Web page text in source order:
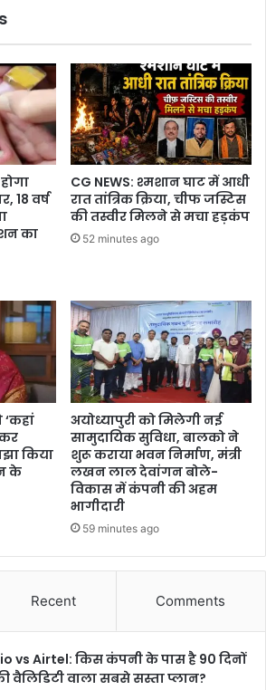
18 वर्ष
का
CG NEWS: श्मशान घाट में आधी
रात तांत्रिक क्रिया, चीफ जस्टिस
की तस्वीर मिलने से मचा हड़कंप
52 minutes ago
‘कहां
किया
के
अयोध्यापुरी को मिलेगी नई
सामुदायिक सुविधा, बालको ने
शुरू कराया भवन निर्माण, मंत्री
लखन लाल देवांगन बोले-
विकास में कंपनी की अहम
भागीदारी
59 minutes ago
Recent Comments
vs Airtel: किस कंपनी के पास है 90 दिनों
वैलिडिटी वाला सबसे सस्ता प्लान?